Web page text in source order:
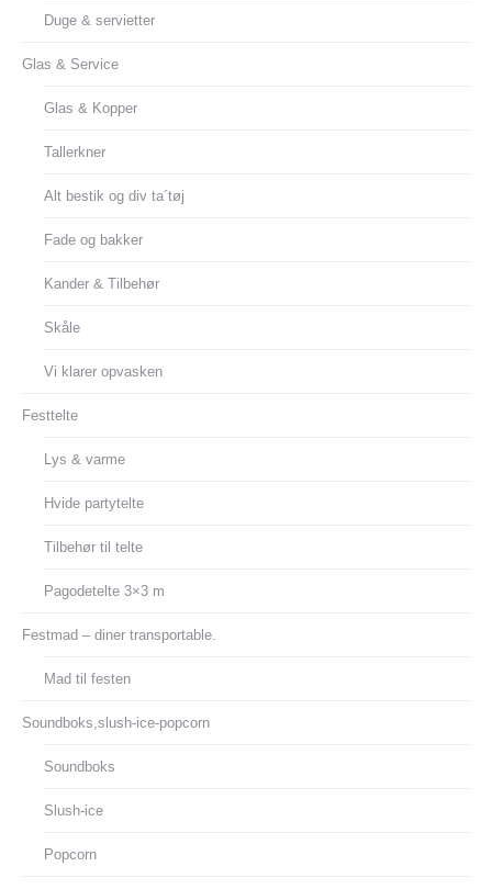
Duge & servietter
Glas & Service
Glas & Kopper
Tallerkner
Alt bestik og div ta´tøj
Fade og bakker
Kander & Tilbehør
Skåle
Vi klarer opvasken
Festtelte
Lys & varme
Hvide partytelte
Tilbehør til telte
Pagodetelte 3×3 m
Festmad – diner transportable.
Mad til festen
Soundboks,slush-ice-popcorn
Soundboks
Slush-ice
Popcorn